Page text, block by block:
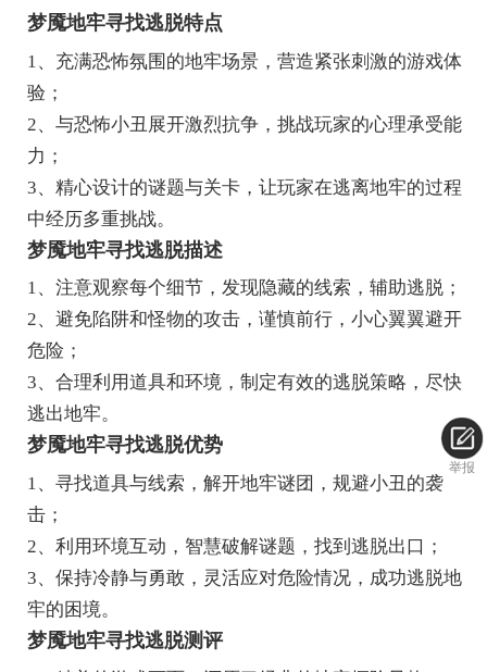
梦魇地牢寻找逃脱特点
1、充满恐怖氛围的地牢场景，营造紧张刺激的游戏体
验；
2、与恐怖小丑展开激烈抗争，挑战玩家的心理承受能
力；
3、精心设计的谜题与关卡，让玩家在逃离地牢的过程
中经历多重挑战。
梦魇地牢寻找逃脱描述
1、注意观察每个细节，发现隐藏的线索，辅助逃脱；
2、避免陷阱和怪物的攻击，谨慎前行，小心翼翼避开
危险；
3、合理利用道具和环境，制定有效的逃脱策略，尽快
逃出地牢。
梦魇地牢寻找逃脱优势
1、寻找道具与线索，解开地牢谜团，规避小丑的袭
击；
2、利用环境互动，智慧破解谜题，找到逃脱出口；
3、保持冷静与勇敢，灵活应对危险情况，成功逃脱地
牢的困境。
梦魇地牢寻找逃脱测评
举报